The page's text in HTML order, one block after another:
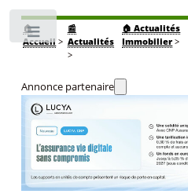
🏠
Accueil>
📰
Actualités
>
🏠 Actualités
Immobilier >
Annonce partenaire
Toggle